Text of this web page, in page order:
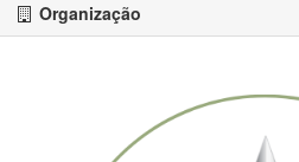
Organização